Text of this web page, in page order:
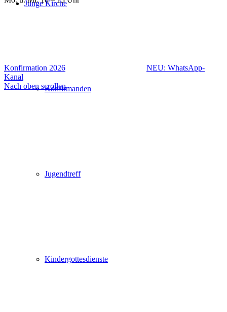
Junge Kirche
Konfirmanden
Jugendtreff
Kindergottesdienste
Konfirmation 2026
NEU: WhatsApp-
Kanal
Nach oben scrollen